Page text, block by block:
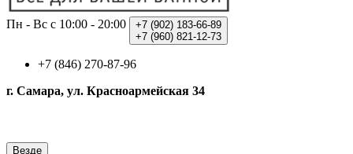
Пн - Вс с 10:00 - 20:00 +7 (902) 183-66-89
+7 (960) 821-12-73
+7 (846) 270-87-96
г. Самара, ул. Красноармейская 34
Везде